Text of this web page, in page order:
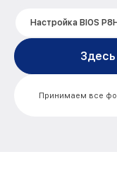
Настройка BIOS
Принимаем все